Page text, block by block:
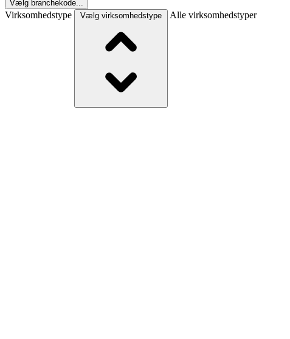
Vælg branchekode...
Virksomhedstype Vælg virksomhedstype Alle virksomhedstyper